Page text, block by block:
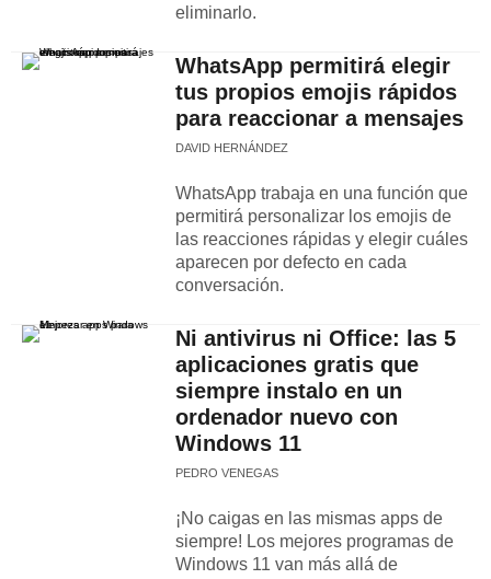
eliminarlo.
WhatsApp permitirá elegir
tus propios emojis rápidos
para reaccionar a mensajes
DAVID HERNÁNDEZ
WhatsApp trabaja en una función que
permitirá personalizar los emojis de
las reacciones rápidas y elegir cuáles
aparecen por defecto en cada
conversación.
Ni antivirus ni Office: las 5
aplicaciones gratis que
siempre instalo en un
ordenador nuevo con
Windows 11
PEDRO VENEGAS
¡No caigas en las mismas apps de
siempre! Los mejores programas de
Windows 11 van más allá de